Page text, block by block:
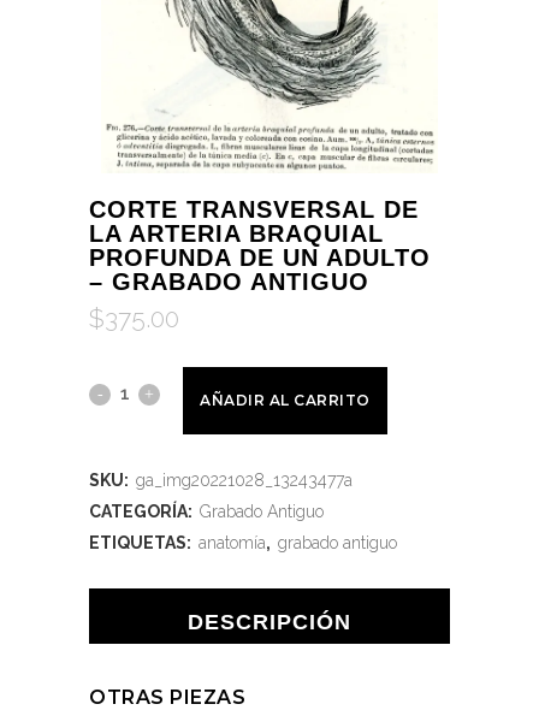
CORTE TRANSVERSAL DE
LA ARTERIA BRAQUIAL
PROFUNDA DE UN ADULTO
– GRABADO ANTIGUO
$375.00
AÑADIR AL CARRITO
SKU: ga_img20221028_13243477a
CATEGORÍA: Grabado Antiguo
ETIQUETAS: anatomía, grabado antiguo
DESCRIPCIÓN
OTRAS PIEZAS